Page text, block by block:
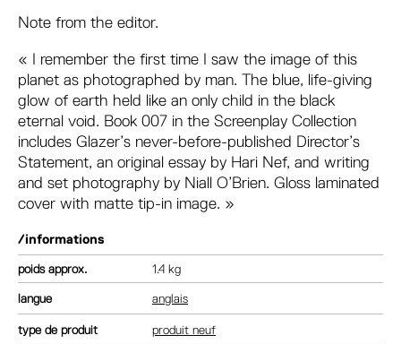
Note from the editor.
« I remember the first time I saw the image of this
planet as photographed by man. The blue, life-giving
glow of earth held like an only child in the black
eternal void. Book 007 in the Screenplay Collection
includes Glazer’s never-before-published Director’s
Statement, an original essay by Hari Nef, and writing
and set photography by Niall O’Brien. Gloss laminated
cover with matte tip-in image. »
/informations
poids 1.4 kg
langue anglais
type de produit produit neuf